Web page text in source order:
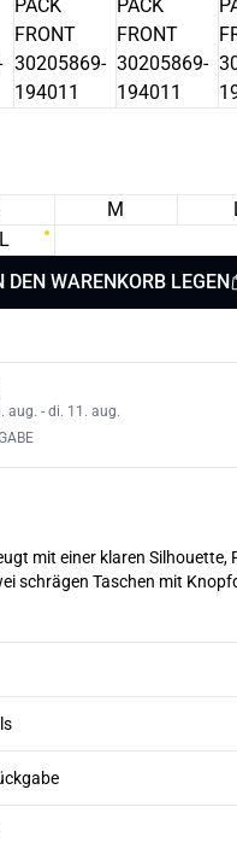
M
DEN WARENKORB LEGEN
aug. - di. 11. aug.
mit einer klaren Silhouette,
schrägen Taschen mit